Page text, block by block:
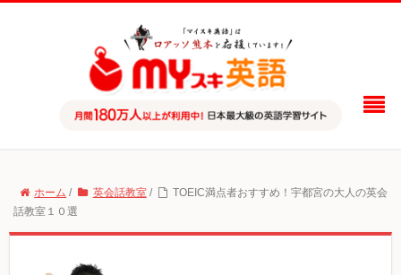
ホーム / 英会話教室 /
TOEIC満点者おすすめ！宇都宮の大人の英会
話教室１０選